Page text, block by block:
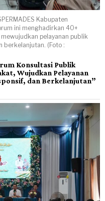
Kabupaten
ini menghadirkan 40+
pelayanan publik
berkelanjutan. (Foto :
Konsultasi Publik
Wujudkan Pelayanan
dan Berkelanjutan”